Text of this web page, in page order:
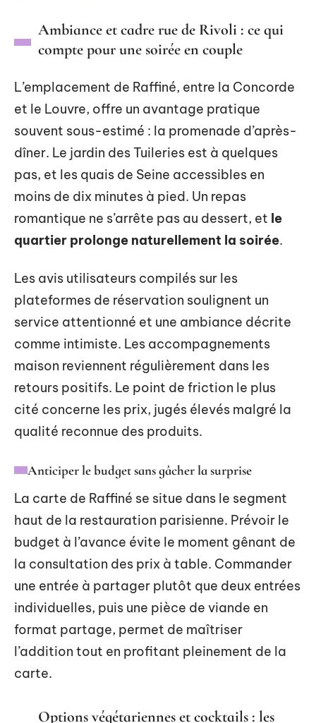
Ambiance et cadre rue de Rivoli : ce qui
compte pour une soirée en couple
L’emplacement de Raffiné, entre la Concorde
et le Louvre, offre un avantage pratique
souvent sous-estimé : la promenade d’après-
dîner. Le jardin des Tuileries est à quelques
pas, et les quais de Seine accessibles en
moins de dix minutes à pied. Un repas
romantique ne s’arrête pas au dessert, et le
quartier prolonge naturellement la soirée.
Les avis utilisateurs compilés sur les
plateformes de réservation soulignent un
service attentionné et une ambiance décrite
comme intimiste. Les accompagnements
maison reviennent régulièrement dans les
retours positifs. Le point de friction le plus
cité concerne les prix, jugés élevés malgré la
qualité reconnue des produits.
Anticiper le budget sans gâcher la surprise
La carte de Raffiné se situe dans le segment
haut de la restauration parisienne. Prévoir le
budget à l’avance évite le moment gênant de
la consultation des prix à table. Commander
une entrée à partager plutôt que deux entrées
individuelles, puis une pièce de viande en
format partage, permet de maîtriser
l’addition tout en profitant pleinement de la
carte.
Options végétariennes et cocktails : les